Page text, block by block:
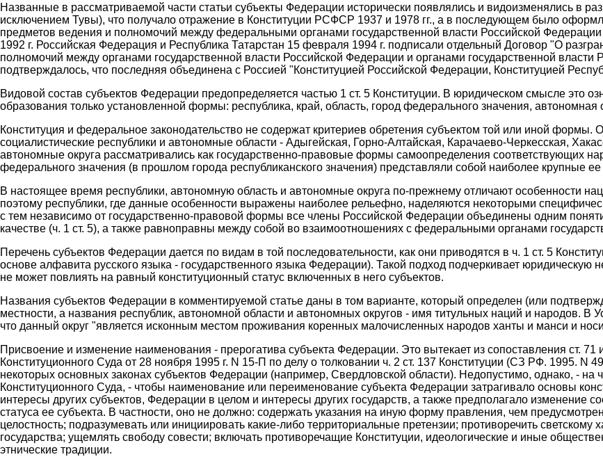
Названные в рассматриваемой части статьи субъекты Федерации исторически появлялись и видоизменялись в
исключением Тувы), что получало отражение в Конституции РСФСР 1937 и 1978 гг., а в последующем было
предметов ведения и полномочий между федеральными органами государственной власти Российской
1992 г. Российская Федерация и Республика Татарстан 15 февраля 1994 г. подписали отдельный Договор "О
полномочий между органами государственной власти Российской Федерации и органами государственной
подтверждалось, что последняя объединена с Россией "Конституцией Российской Федерации, Конституцией
Видовой состав субъектов Федерации предопределяется частью 1 ст. 5 Конституции. В юридическом смысле это
образования только установленной формы: республика, край, область, город федерального значения, автономная
Конституция и федеральное законодательство не содержат критериев обретения субъектом той или иной формы.
социалистические республики и автономные области - Адыгейская, Горно-Алтайская, Карачаево-Черкесская,
автономные округа рассматривались как государственно-правовые формы самоопределения соответствующих
федерального значения (в прошлом города республиканского значения) представляли собой наиболее крупные
В настоящее время республики, автономную область и автономные округа по-прежнему отличают особенности
поэтому республики, где данные особенности выражены наиболее рельефно, наделяются некоторыми
с тем независимо от государственно-правовой формы все члены Российской Федерации объединены одним
качестве (ч. 1 ст. 5), а также равноправны между собой во взаимоотношениях с федеральными органами
Перечень субъектов Федерации дается по видам в той последовательности, как они приводятся в ч. 1 ст. 5
основе алфавита русского языка - государственного языка Федерации). Такой подход подчеркивает юридическую
не может повлиять на равный конституционный статус включенных в него субъектов.
Названия субъектов Федерации в комментируемой статье даны в том варианте, который определен (или
местности, а названия республик, автономной области и автономных округов - имя титульных наций и народов. В
что данный округ "является исконным местом проживания коренных малочисленных народов ханты и манси и
Присвоение и изменение наименования - прерогатива субъекта Федерации. Это вытекает из сопоставления ст.
Конституционного Суда от 28 ноября 1995 г. N 15-П по делу о толковании ч. 2 ст. 137 Конституции (СЗ РФ. 1995. N
некоторых основных законах субъектов Федерации (например, Свердловской области). Недопустимо, однако, -
Конституционного Суда, - чтобы наименование или переименование субъекта Федерации затрагивало основы
интересы других субъектов, Федерации в целом и интересы других государств, а также предполагало изменение
статуса ее субъекта. В частности, оно не должно: содержать указания на иную форму правления, чем
целостность; подразумевать или инициировать какие-либо территориальные претензии; противоречить светскому
государства; ущемлять свободу совести; включать противоречащие Конституции, идеологические и иные
этнические традиции.